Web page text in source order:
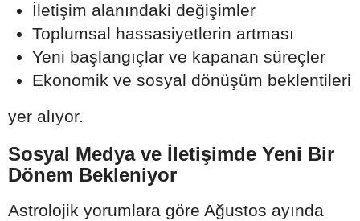
İletişim alanındaki değişimler
Toplumsal hassasiyetlerin artması
Yeni başlangıçlar ve kapanan süreçler
Ekonomik ve sosyal dönüşüm beklentileri
yer alıyor.
Sosyal Medya ve İletişimde Yeni Bir
Dönem Bekleniyor
Astrolojik yorumlara göre Ağustos ayında